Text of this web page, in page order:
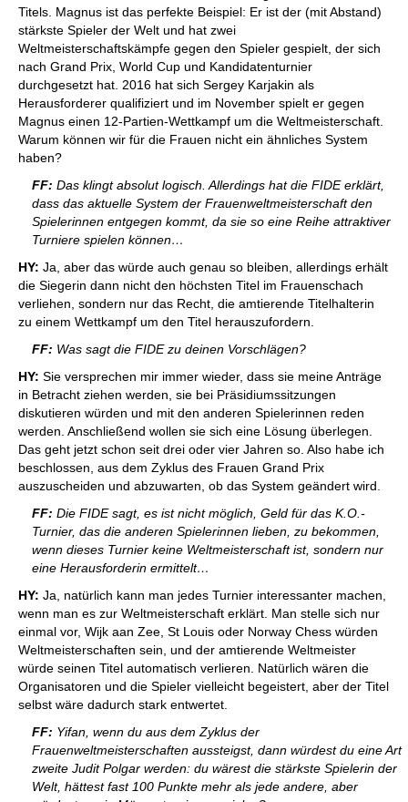
Titels. Magnus ist das perfekte Beispiel: Er ist der (mit Abstand)
stärkste Spieler der Welt und hat zwei
Weltmeisterschaftskämpfe gegen den Spieler gespielt, der sich
nach Grand Prix, World Cup und Kandidatenturnier
durchgesetzt hat. 2016 hat sich Sergey Karjakin als
Herausforderer qualifiziert und im November spielt er gegen
Magnus einen 12-Partien-Wettkampf um die Weltmeisterschaft.
Warum können wir für die Frauen nicht ein ähnliches System
haben?
FF: Das klingt absolut logisch. Allerdings hat die FIDE erklärt,
dass das aktuelle System der Frauenweltmeisterschaft den
Spielerinnen entgegen kommt, da sie so eine Reihe attraktiver
Turniere spielen können…
HY: Ja, aber das würde auch genau so bleiben, allerdings erhält
die Siegerin dann nicht den höchsten Titel im Frauenschach
verliehen, sondern nur das Recht, die amtierende Titelhalterin
zu einem Wettkampf um den Titel herauszufordern.
FF: Was sagt die FIDE zu deinen Vorschlägen?
HY: Sie versprechen mir immer wieder, dass sie meine Anträge
in Betracht ziehen werden, sie bei Präsidiumssitzungen
diskutieren würden und mit den anderen Spielerinnen reden
werden. Anschließend wollen sie sich eine Lösung überlegen.
Das geht jetzt schon seit drei oder vier Jahren so. Also habe ich
beschlossen, aus dem Zyklus des Frauen Grand Prix
auszuscheiden und abzuwarten, ob das System geändert wird.
FF: Die FIDE sagt, es ist nicht möglich, Geld für das K.O.-
Turnier, das die anderen Spielerinnen lieben, zu bekommen,
wenn dieses Turnier keine Weltmeisterschaft ist, sondern nur
eine Herausforderin ermittelt…
HY: Ja, natürlich kann man jedes Turnier interessanter machen,
wenn man es zur Weltmeisterschaft erklärt. Man stelle sich nur
einmal vor, Wijk aan Zee, St Louis oder Norway Chess würden
Weltmeisterschaften sein, und der amtierende Weltmeister
würde seinen Titel automatisch verlieren. Natürlich wären die
Organisatoren und die Spieler vielleicht begeistert, aber der Titel
selbst wäre dadurch stark entwertet.
FF: Yifan, wenn du aus dem Zyklus der
Frauenweltmeisterschaften aussteigst, dann würdest du eine Art
zweite Judit Polgar werden: du wärest die stärkste Spielerin der
Welt, hättest fast 100 Punkte mehr als jede andere, aber